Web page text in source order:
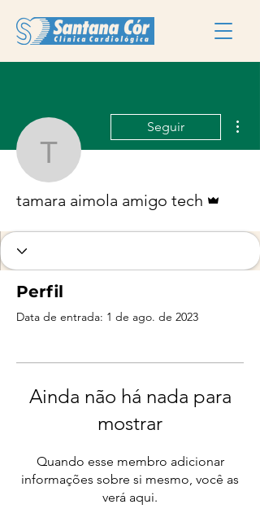
tamara aimola
Seguir
tamara aimola amigo tech
Perfil
Data de entrada: 1 de ago. de 2023
Ainda não há nada para
mostrar
Quando esse membro adicionar
informações sobre si mesmo, você as
verá aqui.